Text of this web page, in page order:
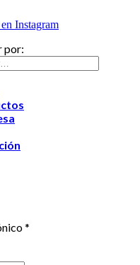
Instagram
por:
*